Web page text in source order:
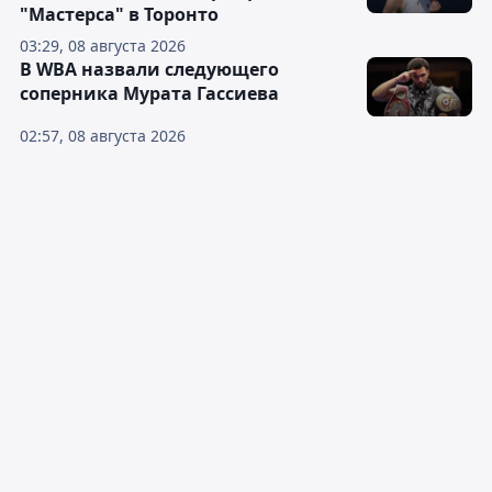
03:29, 08 августа 2026
"Мастерса" в Торонто
02:57, 08 августа 2026
В WBA назвали следующего
соперника Мурата Гассиева